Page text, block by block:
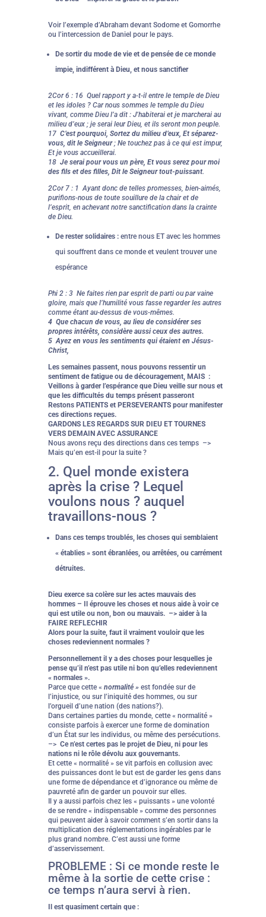
Voir l’exemple d’Abraham devant Sodome et Gomorrhe
ou l’intercession de Daniel pour le pays.
De sortir du mode de vie et de pensée de ce monde
impie, indifférent à Dieu, et nous sanctifier
2Cor 6 : 16 Quel rapport y a-t-il entre le temple de Dieu
et les idoles ? Car nous sommes le temple du Dieu
vivant, comme Dieu l’a dit : J’habiterai et je marcherai au
milieu d’eux ; je serai leur Dieu, et ils seront mon peuple.
17 C’est pourquoi, Sortez du milieu d’eux, Et séparez-
vous, dit le Seigneur; Ne touchez pas à ce qui est impur,
Et je vous accueillerai.
18 Je serai pour vous un père, Et vous serez pour moi
des fils et des filles, Dit le Seigneur tout-puissant.
2Cor 7 : 1 Ayant donc de telles promesses, bien-aimés,
purifions-nous de toute souillure de la chair et de
l’esprit, en achevant notre sanctification dans la crainte
de Dieu.
De rester solidaires : entre nous ET avec les hommes
qui souffrent dans ce monde et veulent trouver une
espérance
Phi 2 : 3 Ne faites rien par esprit de parti ou par vaine
gloire, mais que l’humilité vous fasse regarder les autres
comme étant au-dessus de vous-mêmes.
4 Que chacun de vous, au lieu de considérer ses
propres intérêts, considère aussi ceux des autres.
5 Ayez en vous les sentiments qui étaient en Jésus-
Christ,
Les semaines passent, nous pouvons ressentir un
sentiment de fatigue ou de découragement, MAIS :
Veillons à garder l’espérance que Dieu veille sur nous et
que les difficultés du temps présent passeront
Restons PATIENTS et PERSEVERANTS pour manifester
ces directions reçues.
GARDONS LES REGARDS SUR DIEU ET TOURNES
VERS DEMAIN AVEC ASSURANCE
Nous avons reçu des directions dans ces temps –>
Mais qu’en est-il pour la suite ?
2. Quel monde existera
après la crise ? Lequel
voulons nous ? auquel
travaillons-nous ?
Dans ces temps troublés, les choses qui semblaient
« établies » sont ébranlées, ou arrêtées, ou carrément
détruites.
Dieu exerce sa colère sur les actes mauvais des
hommes – Il éprouve les choses et nous aide à voir ce
qui est utile ou non, bon ou mauvais. –> aider à la
FAIRE REFLECHIR
Alors pour la suite, faut il vraiment vouloir que les
choses redeviennent normales ?
Personnellement il y a des choses pour lesquelles je
pense qu’il n’est pas utile ni bon qu’elles redeviennent
« normales ».
Parce que cette « normalité » est fondée sur de
l’injustice, ou sur l’iniquité des hommes, ou sur
l’orgueil d’une nation (des nations?).
Dans certaines parties du monde, cette « normalité »
consiste parfois à exercer une forme de domination
d’un État sur les individus, ou même des persécutions.
–> Ce n’est certes pas le projet de Dieu, ni pour les
nations ni le rôle dévolu aux gouvernants.
Et cette « normalité » se vit parfois en collusion avec
des puissances dont le but est de garder les gens dans
une forme de dépendance et d’ignorance ou même de
pauvreté afin de garder un pouvoir sur elles.
Il y a aussi parfois chez les « puissants » une volonté
de se rendre « indispensable » comme des personnes
qui peuvent aider à savoir comment s’en sortir dans la
multiplication des réglementations ingérables par le
plus grand nombre. C’est aussi une forme
d’asservissement.
PROBLEME : Si ce monde reste le
même à la sortie de cette crise :
ce temps n’aura servi à rien.
Il est quasiment certain que :